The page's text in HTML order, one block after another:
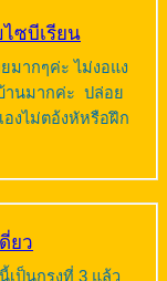
ซบีเรียน
มากๆค่ะ ไม่งอแง
านมากค่ะ ปล่อย
องไม่ตอ้งหัหรือฝึก
ยว
เป็นกรงที่ 3 แล้ว